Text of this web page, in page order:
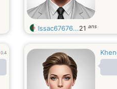
Issac67676...21 ans
0.4